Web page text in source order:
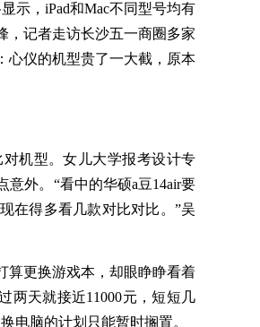
示，iPad和Mac不同型号均有
，记者走访长沙五一商圈多家
心仪的机型贵了一大截，原本
机型。女儿大学报考设计专
外。“看中的华硕a豆14air要
在得多看几款对比对比。”吴
算更换游戏本，却眼睁睁看着
两天就接近11000元，短短几
电脑的计划只能暂时搁置。